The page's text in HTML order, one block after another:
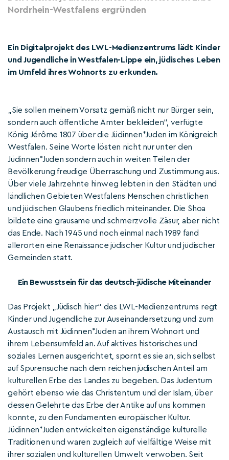
Nordrhein-Westfalens ergründen
Ein Digitalprojekt des LWL-Medienzentrums lädt Kinder
und Jugendliche in Westfalen-Lippe ein, jüdisches Leben
im Umfeld ihres Wohnorts zu erkunden.
„Sie sollen meinem Vorsatz gemäß nicht nur Bürger sein,
sondern auch öffentliche Ämter bekleiden“, verfügte
König Jérôme 1807 über die Jüdinnen*Juden im Königreich
Westfalen. Seine Worte lösten nicht nur unter den
Jüdinnen*Juden sondern auch in weiten Teilen der
Bevölkerung freudige Überraschung und Zustimmung aus.
Über viele Jahrzehnte hinweg lebten in den Städten und
ländlichen Gebieten Westfalens Menschen christlichen
und jüdischen Glaubens friedlich miteinander. Die Shoa
bildete eine grausame und schmerzvolle Zäsur, aber nicht
das Ende. Nach 1945 und noch einmal nach 1989 fand
allerorten eine Renaissance jüdischer Kultur und jüdischer
Gemeinden statt.
Ein Bewusstsein für das deutsch-jüdische Miteinander
Das Projekt „Jüdisch hier“ des LWL-Medienzentrums regt
Kinder und Jugendliche zur Auseinandersetzung und zum
Austausch mit Jüdinnen*Juden an ihrem Wohnort und
ihrem Lebensumfeld an. Auf aktives historisches und
soziales Lernen ausgerichtet, spornt es sie an, sich selbst
auf Spurensuche nach dem reichen jüdischen Anteil am
kulturellen Erbe des Landes zu begeben. Das Judentum
gehört ebenso wie das Christentum und der Islam, über
dessen Gelehrte das Erbe der Antike auf uns kommen
konnte, zu den Fundamenten europäischer Kultur.
Jüdinnen*Juden entwickelten eigenständige kulturelle
Traditionen und waren zugleich auf vielfältige Weise mit
ihrer sozialen und kulturellen Umwelt verwoben. Seit